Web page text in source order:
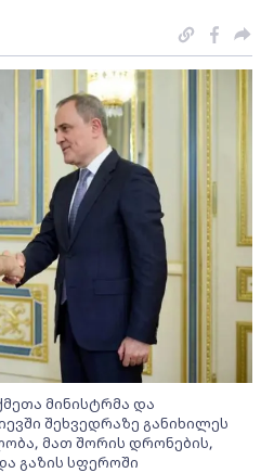
მინისტრმა და
შეხვედრაზე განიხილეს
მათ შორის დრონების,
გაზის სფეროში